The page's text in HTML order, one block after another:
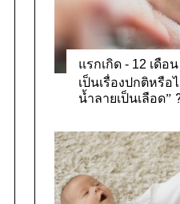
แรกเกิด - 12 เดือน
เป็นเรื่องปกติหรือ
น้ำลายเป็นเลือด”